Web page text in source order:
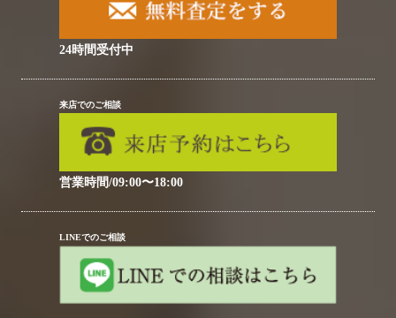
24時間受付中
来店でのご相談
営業時間/09:00〜18:00
LINEでのご相談